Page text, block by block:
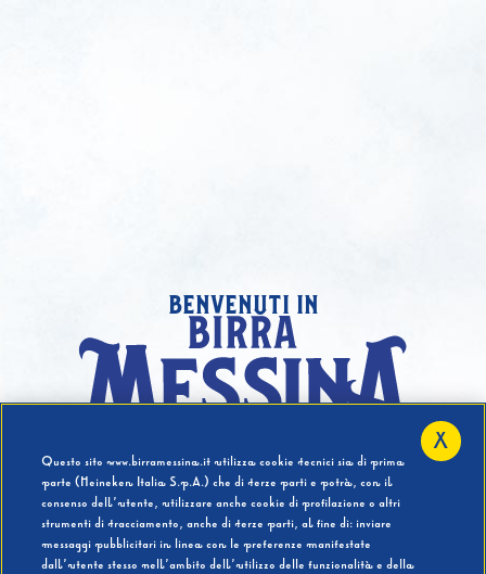
benvenuti in
Hai compiuto 18 Anni?
SI NO
Questo sito www.birramessina.it utilizza cookie tecnici sia di prima
parte (Heineken Italia S.p.A.) che di terze parti e potrà, con il
consenso dell’utente, utilizzare anche cookie di profilazione o altri
strumenti di tracciamento, anche di terze parti, al fine di: inviare
messaggi pubblicitari in linea con le preferenze manifestate
dall’utente stesso nell’ambito dell’utilizzo delle funzionalità e della
X